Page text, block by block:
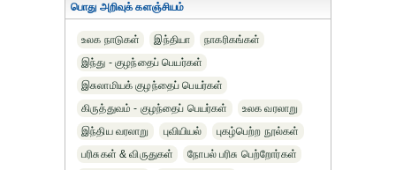
பொது அறிவுக் களஞ்சியம்
உலக நாடுகள் இந்தியா
நாகரிகங்கள்
இந்து - குழந்தைப் பெயர்கள்
இசுலாமியக் குழந்தைப் பெயர்கள்
கிருத்துவம் - குழந்தைப் பெயர்கள்
உலக வரலாறு
இந்திய வரலாறு
புவியியல்
புகழ்பெற்ற நூல்கள்
பரிசுகள் & விருதுகள்
நோபல் பரிசு‎ பெற்றோர்‎கள்